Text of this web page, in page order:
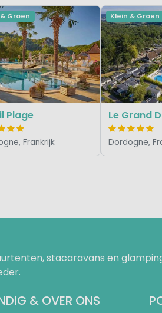
Groen
Plage
Frankrijk
Klein & Groen
Le Grand
Dordogne,
stacaravans en
& OVER ONS